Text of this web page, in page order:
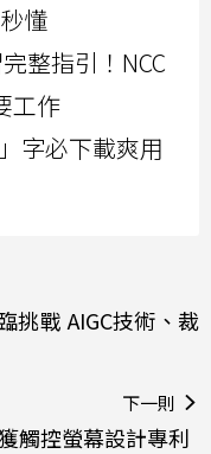
懂
整指引！NCC
工作
字必下載爽用
挑戰 AIGC技術、裁
下一則
觸控螢幕設計專利